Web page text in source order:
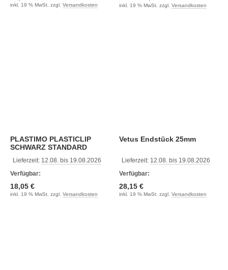
inkl. 19 % MwSt. zzgl. Versandkosten inkl. 19 % MwSt. zzgl. Versandkosten
PLASTIMO PLASTICLIP
SCHWARZ STANDARD
Lieferzeit: 12.08. bis 19.08.2026
Verfügbar:
18,05 €
inkl. 19 % MwSt. zzgl. Versandkosten
Vetus Endstück 25mm
Lieferzeit: 12.08. bis 19.08.2026
Verfügbar:
28,15 €
inkl. 19 % MwSt. zzgl. Versandkosten